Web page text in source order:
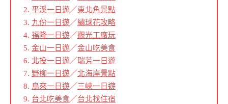
平溪一日遊／東北角景點
九份一日遊／繡球花攻略
福隆一日遊／觀光工廠玩
金山一日遊／金山吃美食
北投一日遊／瑞芳一日遊
野柳一日遊／北海岸景點
烏來一日遊／三峽一日遊
台北吃美食／台北找住宿